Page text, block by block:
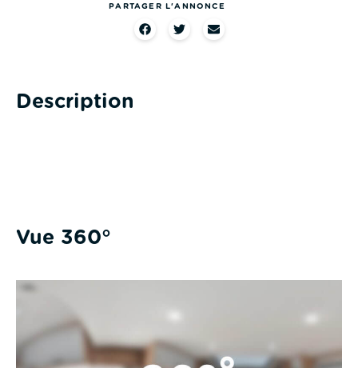
PARTAGER L'ANNONCE
Description
Vue 360°